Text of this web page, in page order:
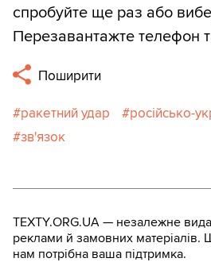
спробуйте ще раз або
Перезавантажте телефон
Поширити
ракетний удар
російсько-
зв'язок
TEXTY.ORG.UA — незалежне
реклами й замовних матеріалів.
нам потрібна ваша підтримка.